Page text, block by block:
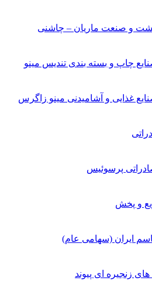
و صنعت ماریان – چاشنی
چاپ و بسته بندی تندیس مینو
غذایی و آشامیدنی مینو زاگرس
پرسوئیس
و پخش
ایران (سهامی عام)
زنجیره ای پیوند